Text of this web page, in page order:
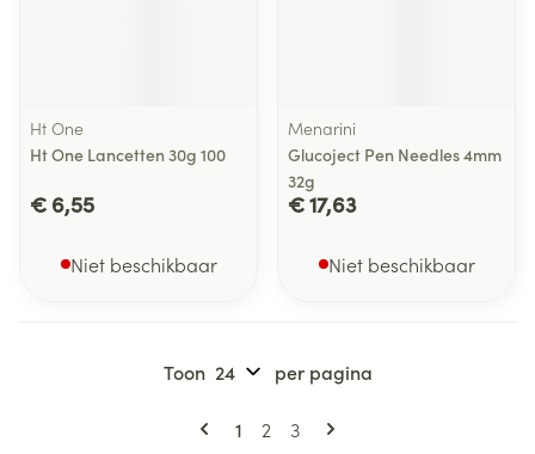
Ht One
Ht One Lancetten 30g 100
€ 6,55
Niet beschikbaar
Menarini
Glucoject Pen Needles 4mm
32g
€ 17,63
Niet beschikbaar
Pagina's
U lees momenteel pagina
1 Pagina
2 Pagina
3
Toon per pagina